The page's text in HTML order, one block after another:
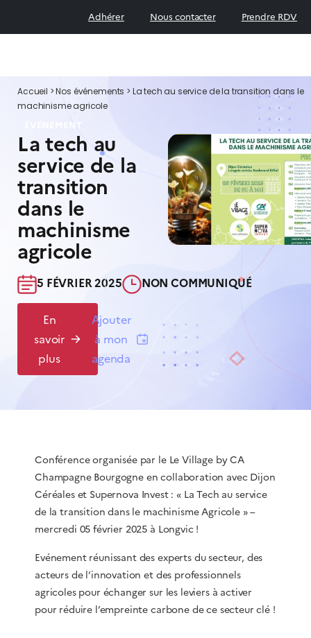
Adhérer Nous contacter Prendre RDV
Accueil >Nos événements > La tech au service de la transition dans le
machinisme agricole
ÉVÉNEMENT
La tech au
service de la
transition
dans le
machinisme
agricole
5 FÉVRIER 2025​ NON COMMUNIQUÉ​
En
savoir
plus
Ajouter
à mon
agenda
Conférence organisée par le Le Village by CA
Champagne Bourgogneen collaboration avecDijon
Céréaleset Supernova Invest: « La Tech au service
de la transition dans le machinisme Agricole » –
mercredi 05 février 2025 à Longvic !
Evénement réunissant des experts du secteur, des
acteurs de l’innovation et des professionnels
agricoles pour échanger sur les leviers à activer
pour réduire l’empreinte carbone de ce secteur clé !